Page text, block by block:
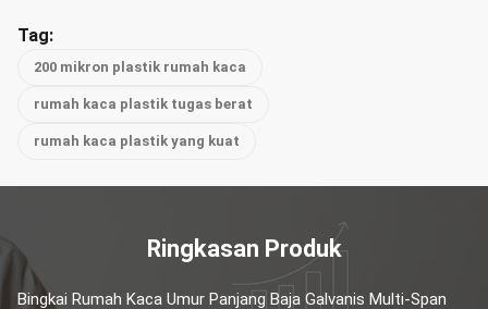
Tag:
200 mikron plastik rumah kaca
rumah kaca plastik tugas berat
rumah kaca plastik yang kuat
Ringkasan Produk
Bingkai Rumah Kaca Umur Panjang Baja Galvanis Multi-Span